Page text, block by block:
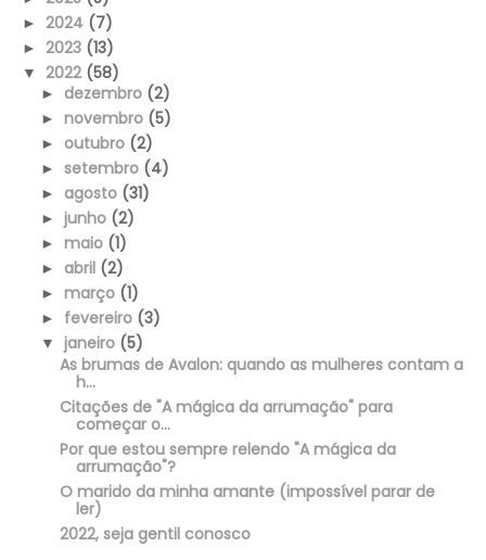
► 2024 (7)
► 2023 (13)
▼ 2022 (58)
► dezembro (2)
► novembro (5)
► outubro (2)
► setembro (4)
► agosto (31)
► junho (2)
► maio (1)
► abril (2)
► março (1)
► fevereiro (3)
▼ janeiro (5)
As brumas de Avalon: quando as mulheres contam a
h...
Citações de "A mágica da arrumação" para
começar o...
Por que estou sempre relendo "A mágica da
arrumação"?
O marido da minha amante (impossível parar de
ler)
2022, seja gentil conosco